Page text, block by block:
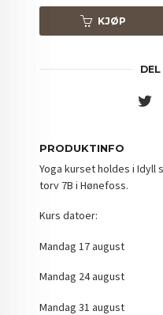
KJØP
PRODUKTINFO
Yoga kurset holdes i Idyll
torv 7B i Hønefoss.
Kurs datoer:
Mandag 17 august
Mandag 24 august
Mandag 31 august